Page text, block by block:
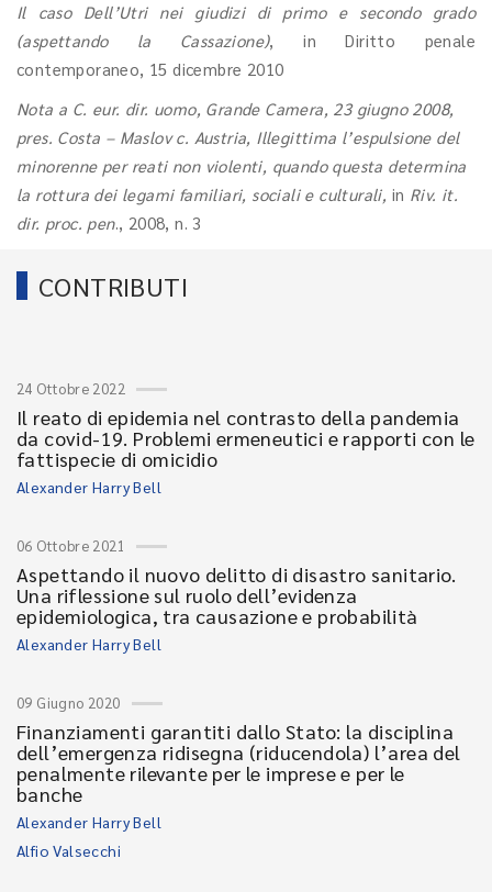
Il caso Dell’Utri nei giudizi di primo e secondo grado
(aspettando la Cassazione), in Diritto penale
contemporaneo, 15 dicembre 2010
Nota a C. eur. dir. uomo, Grande Camera, 23 giugno 2008,
pres. Costa – Maslov c. Austria, Illegittima l’espulsione del
minorenne per reati non violenti, quando questa determina
la rottura dei legami familiari, sociali e culturali, in Riv. it.
dir. proc. pen., 2008, n. 3
CONTRIBUTI
24 Ottobre 2022
Il reato di epidemia nel contrasto della pandemia
da covid-19. Problemi ermeneutici e rapporti con le
fattispecie di omicidio
Alexander Harry Bell
06 Ottobre 2021
Aspettando il nuovo delitto di disastro sanitario.
Una riflessione sul ruolo dell’evidenza
epidemiologica, tra causazione e probabilità
Alexander Harry Bell
09 Giugno 2020
Finanziamenti garantiti dallo Stato: la disciplina
dell’emergenza ridisegna (riducendola) l’area del
penalmente rilevante per le imprese e per le
banche
Alexander Harry Bell
Alfio Valsecchi